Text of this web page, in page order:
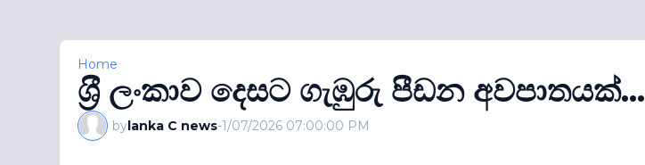
Home
ශ‍්‍රී ලංකාව දෙසට ගැඹුරු පීඩන අවපාතයක්...
bylanka C news-1/07/2026 07:00:00 PM